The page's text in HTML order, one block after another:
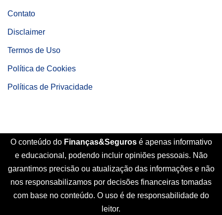
Contato
Disclaimer
Termos de Uso
Política de Cookies
Políticas de Privacidade
O conteúdo do Finanças&Seguros é apenas informativo
e educacional, podendo incluir opiniões pessoais. Não
garantimos precisão ou atualização das informações e não
nos responsabilizamos por decisões financeiras tomadas
com base no conteúdo. O uso é de responsabilidade do
leitor.